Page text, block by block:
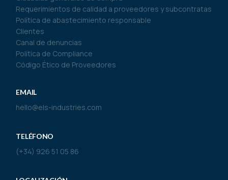
Requerimientos de calidad a proveedores y subcontratas
Política de abastecimiento responsable
Clientes
Canal de denuncias
Política de Compliance
Código Ético de Proveedores
EMAIL
hello@els-industries.com
TELÉFONO
(+34) 926 51 05 86